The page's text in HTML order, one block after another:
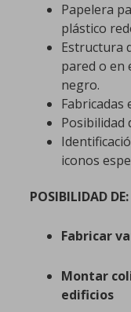
Papelera
plástico
Estructura
pared o en
negro.
Fabricadas
Posibilidad
iconos
POSIBILIDAD DE:
Fabricar
Montar
edificios